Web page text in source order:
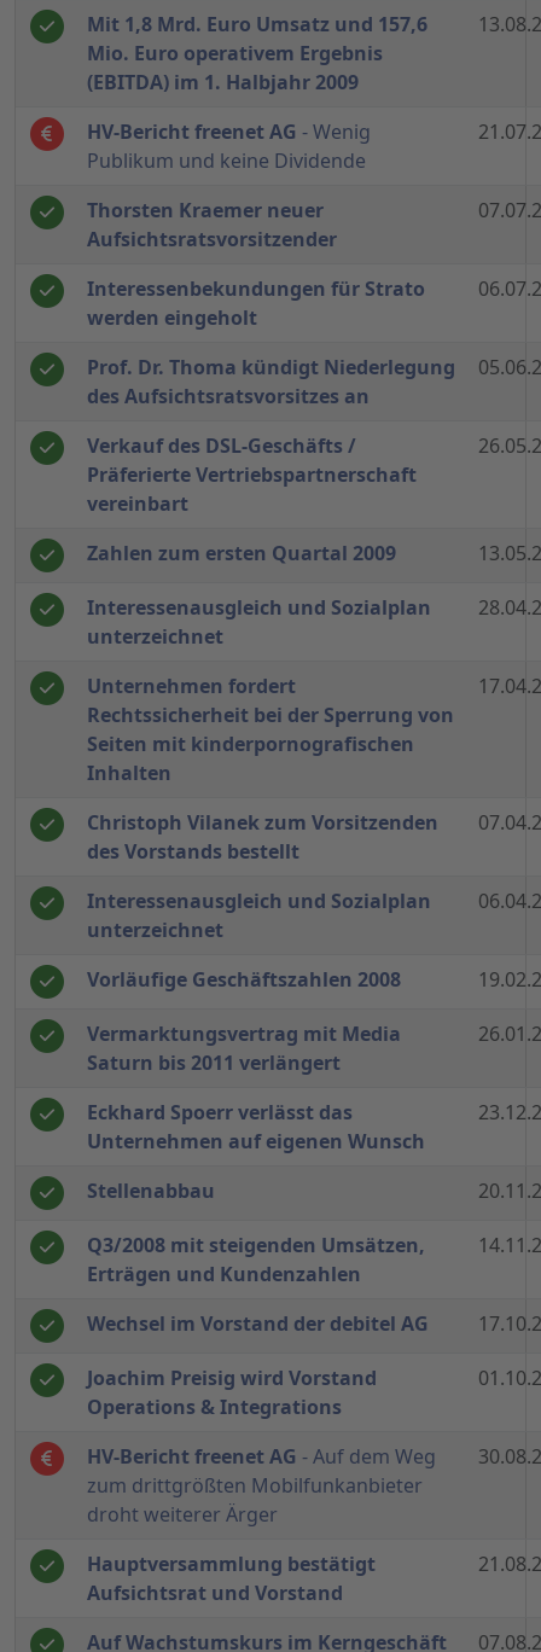
Mit 1,8 Mrd. Euro Umsatz und 157,6
Mio. Euro operativem Ergebnis
(EBITDA) im 1. Halbjahr 2009
HV-Bericht freenet AG - Wenig
Publikum und keine Dividende
Thorsten Kraemer neuer
Aufsichtsratsvorsitzender
Interessenbekundungen für Strato
werden eingeholt
Prof. Dr. Thoma kündigt Niederlegung
des Aufsichtsratsvorsitzes an
Verkauf des DSL-Geschäfts /
Präferierte Vertriebspartnerschaft
vereinbart
Zahlen zum ersten Quartal 2009
Interessenausgleich und Sozialplan
unterzeichnet
Unternehmen fordert
Rechtssicherheit bei der Sperrung von
Seiten mit kinderpornografischen
Inhalten
Christoph Vilanek zum Vorsitzenden
des Vorstands bestellt
Interessenausgleich und Sozialplan
unterzeichnet
Vorläufige Geschäftszahlen 2008
Vermarktungsvertrag mit Media
Saturn bis 2011 verlängert
Eckhard Spoerr verlässt das
Unternehmen auf eigenen Wunsch
Stellenabbau
Q3/2008 mit steigenden Umsätzen,
Erträgen und Kundenzahlen
Wechsel im Vorstand der debitel AG
Joachim Preisig wird Vorstand
Operations & Integrations
HV-Bericht freenet AG - Auf dem Weg
zum drittgrößten Mobilfunkanbieter
droht weiterer Ärger
Hauptversammlung bestätigt
Aufsichtsrat und Vorstand
Auf Wachstumskurs im Kerngeschäft